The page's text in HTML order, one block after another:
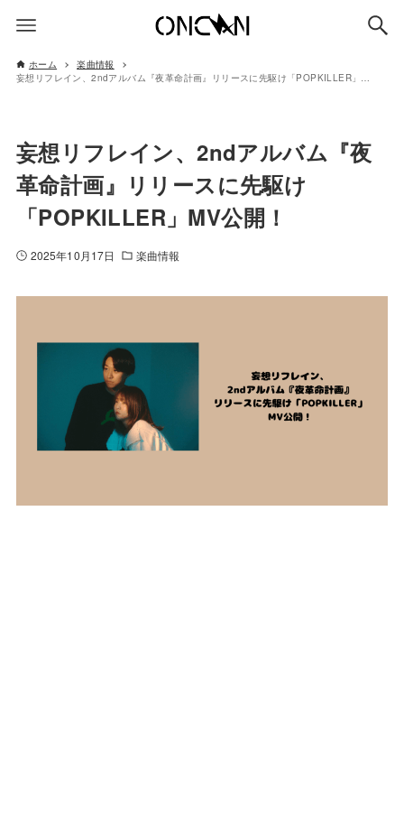
ホーム
楽曲情報
妄想リフレイン、2ndアルバム『夜革命計画』リリースに先駆け「POPKILLER」MV公開！
妄想リフレイン、2ndアルバム『夜
革命計画』リリースに先駆け
「POPKILLER」MV公開！
2025年10月17日 楽曲情報